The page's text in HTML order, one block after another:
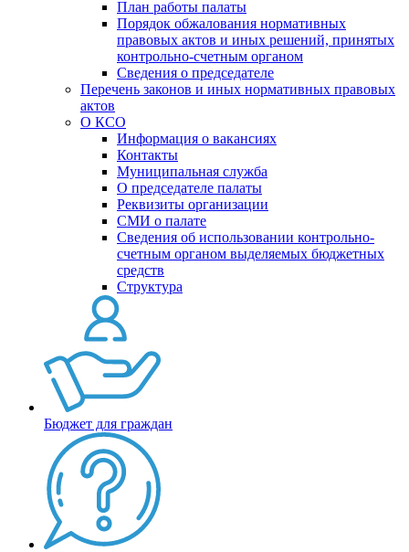
План работы палаты
Порядок обжалования нормативных
правовых актов и иных решений, принятых
контрольно-счетным органом
Сведения о председателе
Перечень законов и иных нормативных правовых
актов
О КСО
Информация о вакансиях
Контакты
Муниципальная служба
О председателе палаты
Реквизиты организации
СМИ о палате
Сведения об использовании контрольно-
счетным органом выделяемых бюджетных
средств
Структура
Бюджет для граждан